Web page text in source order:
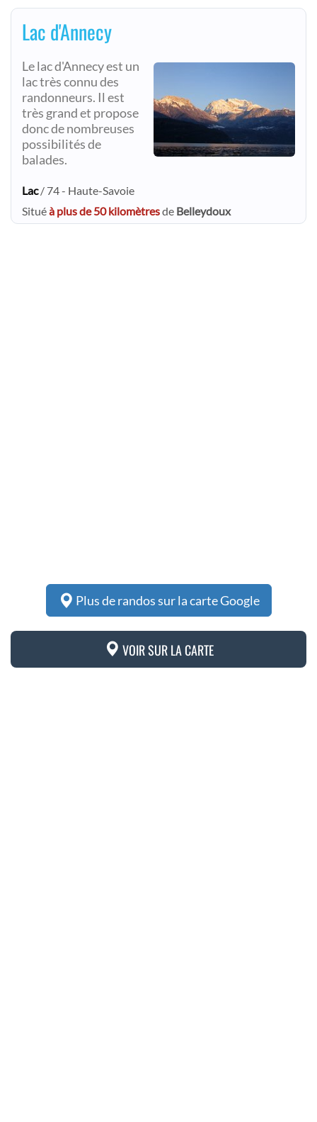
Lac d'Annecy
Le lac d'Annecy est un
lac très connu des
randonneurs. Il est
très grand et propose
donc de nombreuses
possibilités de
balades.
Lac/ 74 - Haute-Savoie
Situéà plus de 50 kilomètresde Belleydoux
Plus de randos sur la carte Google
VOIR SUR LA CARTE